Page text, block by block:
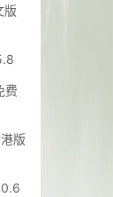
版
费
版